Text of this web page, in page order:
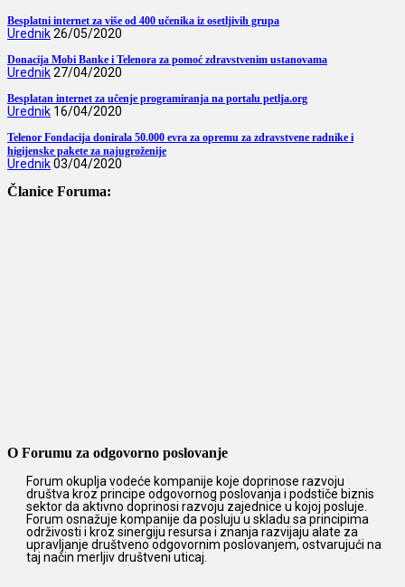
Besplatni internet za više od 400 učenika iz osetljivih grupa
Urednik26/05/2020
Donacija Mobi Banke i Telenora za pomoć zdravstvenim ustanovama
Urednik27/04/2020
Besplatan internet za učenje programiranja na portalu petlja.org
Urednik 16/04/2020
Telenor Fondacija donirala 50.000 evra za opremu za zdravstvene radnike i
higijenske pakete za najugroženije
Urednik03/04/2020
Članice Foruma:
O Forumu za odgovorno poslovanje
Forum okuplja vodeće kompanije koje doprinose razvoju
društva kroz principe odgovornog poslovanja i podstiče biznis
sektor da aktivno doprinosi razvoju zajednice u kojoj posluje.
Forum osnažuje kompanije da posluju u skladu sa principima
održivosti i kroz sinergiju resursa i znanja razvijaju alate za
upravljanje društveno odgovornim poslovanjem, ostvarujući na
taj način merljiv društveni uticaj.